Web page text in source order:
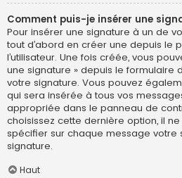
Comment puis-je insérer une
Pour insérer une signature à un de
tout d’abord en créer une depuis le
l’utilisateur. Une fois créée, vous
une signature » depuis le formulaire
votre signature. Vous pouvez
qui sera insérée à tous vos
appropriée dans le panneau de
choisissez cette dernière option, il
spécifier sur chaque message votre
signature.
Haut